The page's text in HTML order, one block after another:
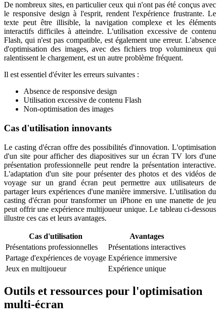
De nombreux sites, en particulier ceux qui n'ont pas été conçus avec
le responsive design à l'esprit, rendent l'expérience frustrante. Le
texte peut être illisible, la navigation complexe et les éléments
interactifs difficiles à atteindre. L'utilisation excessive de contenu
Flash, qui n'est pas compatible, est également une erreur. L'absence
d'optimisation des images, avec des fichiers trop volumineux qui
ralentissent le chargement, est un autre problème fréquent.
Il est essentiel d'éviter les erreurs suivantes :
Absence de responsive design
Utilisation excessive de contenu Flash
Non-optimisation des images
Cas d'utilisation innovants
Le casting d'écran offre des possibilités d'innovation. L'optimisation
d'un site pour afficher des diapositives sur un écran TV lors d'une
présentation professionnelle peut rendre la présentation interactive.
L'adaptation d'un site pour présenter des photos et des vidéos de
voyage sur un grand écran peut permettre aux utilisateurs de
partager leurs expériences d'une manière immersive. L'utilisation du
casting d'écran pour transformer un iPhone en une manette de jeu
peut offrir une expérience multijoueur unique. Le tableau ci-dessous
illustre ces cas et leurs avantages.
Cas d'utilisation
Avantages
Présentations professionnelles
Présentations interactives
Partage d'expériences de voyage Expérience immersive
Jeux en multijoueur
Expérience unique
Outils et ressources pour l'optimisation
multi-écran